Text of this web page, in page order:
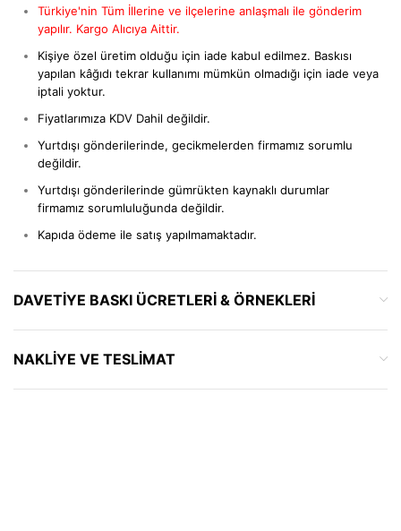
Türkiye'nin Tüm İllerine ve ilçelerine anlaşmalı ile gönderim
yapılır. Kargo Alıcıya Aittir.
Kişiye özel üretim olduğu için iade kabul edilmez. Baskısı
yapılan kâğıdı tekrar kullanımı mümkün olmadığı için iade veya
iptali yoktur.
Fiyatlarımıza KDV Dahil değildir.
Yurtdışı gönderilerinde, gecikmelerden firmamız sorumlu
değildir.
Yurtdışı gönderilerinde gümrükten kaynaklı durumlar
firmamız sorumluluğunda değildir.
Kapıda ödeme ile satış yapılmamaktadır.
DAVETIYE BASKI ÜCRETLERI & ÖRNEKLERI
NAKLIYE VE TESLIMAT